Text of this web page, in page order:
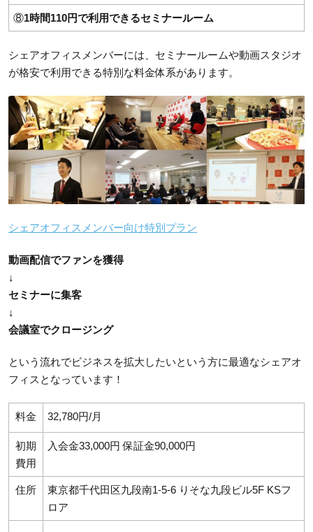
⑧1時間110円で利用できるセミナールーム
シェアオフィスメンバーには、セミナールームや動画スタジオ
が格安で利用できる特別な料金体系があります。
シェアオフィスメンバー向け特別プラン
動画配信でファンを獲得
↓
セミナーに集客
↓
会議室でクロージング
という流れでビジネスを拡大したいという方に最適なシェアオ
フィスとなっています！
料金 32,780円/月
初期
費用
入会金33,000円 保証金90,000円
住所
東京都千代田区九段南1-5-6 りそな九段ビル5F KSフ
ロア